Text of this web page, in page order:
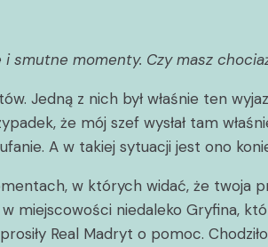
smutne momenty. Czy masz
Jedną z nich był właśnie ten
że mój szef wysłał tam
A w takiej sytuacji jest ono
w których widać, że twoja
miejscowości niedaleko Gryfina,
Real Madryt o pomoc.